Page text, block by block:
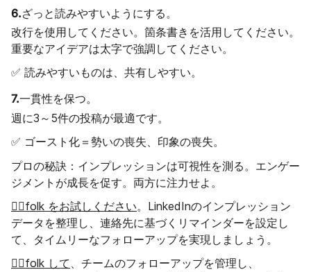
6.ざっと読みやすいようにする。
改行を使用してください。箇条書きを活用してください。
重要なアイデアは太字で強調してください。
✅ 読みやすいものは、共有しやすい。
7.一貫性を保つ。
週に3～5件の投稿が最適です。
✅ ゴースト化＝勢いの喪失、印象の喪失。
プロの秘訣 ：インプレッションは可視性を測る。エンゲー
ジメントが成長を促す。両方に注力せよ。
👉🏼folk をお試しください。LinkedInのインプレッション
データを整理し、連絡先に基づくリマインダーを設定し
て、タイムリーなフォローアップを実現しましょう。
👉🏼folk して
、チームのフォローアップを管理し、